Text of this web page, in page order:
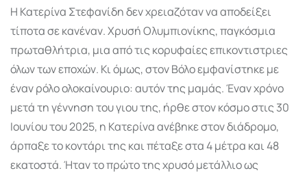
Η Κατερίνα Στεφανίδη δεν χρειαζόταν να αποδείξει
τίποτα σε κανέναν. Χρυσή Ολυμπιονίκης, παγκόσμια
πρωταθλήτρια, μια από τις κορυφαίες επικοντιστριες
όλων των εποχών. Κι όμως, στον Βόλο εμφανίστηκε με
έναν ρόλο ολοκαίνουριο: αυτόν της μαμάς. Έναν χρόνο
μετά τη γέννηση του γιου της, ήρθε στον κόσμο στις 30
Ιουνίου του 2025, η Κατερίνα ανέβηκε στον διάδρομο,
άρπαξε το κοντάρι της και πέταξε στα 4 μέτρα και 48
εκατοστά. Ήταν το πρώτο της χρυσό μετάλλιο ως